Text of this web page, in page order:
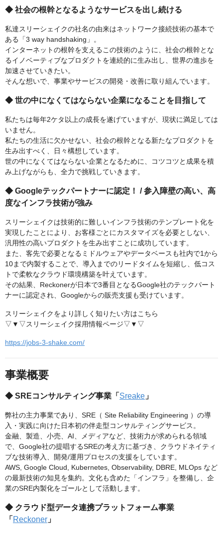
◆ 社会の根幹となるようなサービスを出し続ける
私達スリーシェイクの社名の由来はネットワーク接続技術の基本で
ある「3 way handshaking」。
インターネットの根幹を支えるこの技術のように、社会の根幹とな
るイノベーティブなプロダクトを連続的に生み出し、世界の進歩を
加速させていきたい。
そんな想いで、事業やサービスの開発・改善に取り組んでいます。
◆ 世の中になくてはならない企業になることを目指して
私たちは毎年2ケタ以上の成長を遂げていますが、現状に満足しては
いません。
私たちの生活に欠かせない、社会の根幹となる新たなプロダクトを
生み出すべく、日々構想しています。
世の中になくてはならない企業となるために、コツコツと成果を積
み上げながらも、全力で挑戦していきます。
◆ Googleテックパートナーに認定！ / 参入障壁の高い、高
度なインフラ技術が強み
スリーシェイクは技術的に難しいインフラ技術のテンプレート化を
実現したことにより、お客様ごとにカスタマイズを必要としない、
汎用性の高いプロダクトを生み出すことに成功しています。
また、客先で必要となるミドルウェアやデータベースも社内で1から
10まで内製することで、導入までのリードタイムを短縮し、低コス
トで柔軟なクラウド環境構築を叶えています。
その結果、Reckonerが日本で3番目となるGoogle社のテックパート
ナーに認定され、Googleからの販売支援も受けています。
スリーシェイクをより詳しく知りたい方はこちら
▽▼▽スリーシェイク採用情報ページ▽▼▽
https://jobs-3-shake.com/
事業概要
◆ SREコンサルティング事業「 Sreake 」
弊社の主力事業であり、SRE（ Site Reliability Engineering ）の導
入・実践に向けた日本初の伴走型コンサルティングサービス。
金融、製造、小売、AI、メディアなど、技術力が求められる領域
で、Google社の提唱するSREの考え方に基づき、クラウドネイティ
ブな技術導入、開発/運用プロセスの支援をしています。
AWS, Google Cloud, Kubernetes, Observability, DBRE, MLOps など
の最新技術の知見を集約。文化も含めた「インフラ」を整備し、企
業のSRE内製化をゴールとして活動します。
◆ クラウド型データ連携プラットフォーム事業
「 Reckoner 」